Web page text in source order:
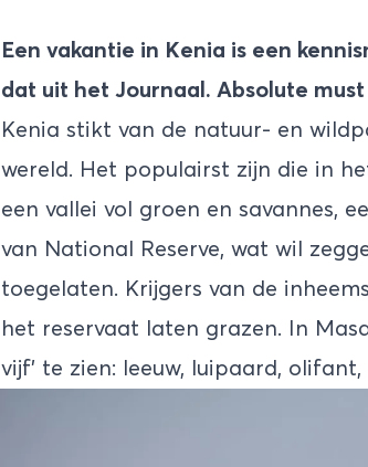
Een vakantie in Kenia is een
dat uit het Journaal. Absolute
Kenia stikt van de natuur- en
wereld. Het populairst zijn die in
een vallei vol groen en savannes,
van National Reserve, wat wil
toegelaten. Krijgers van de
het reservaat laten grazen. In
vijf’ te zien: leeuw, luipaard,